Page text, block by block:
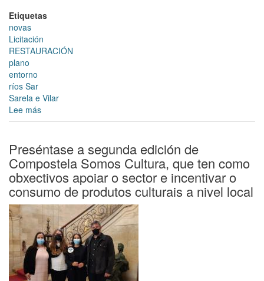
Etiquetas
novas
Licitación
RESTAURACIÓN
plano
entorno
ríos Sar
Sarela e Vilar
Lee más
Aberto
o
15
de
xuño
o
prazo
para
presentar
ofertas
á
licitación
para
Preséntase a segunda edición de
Compostela Somos Cultura, que ten como
obxectivos apoiar o sector e incentivar o
consumo de produtos culturais a nivel local